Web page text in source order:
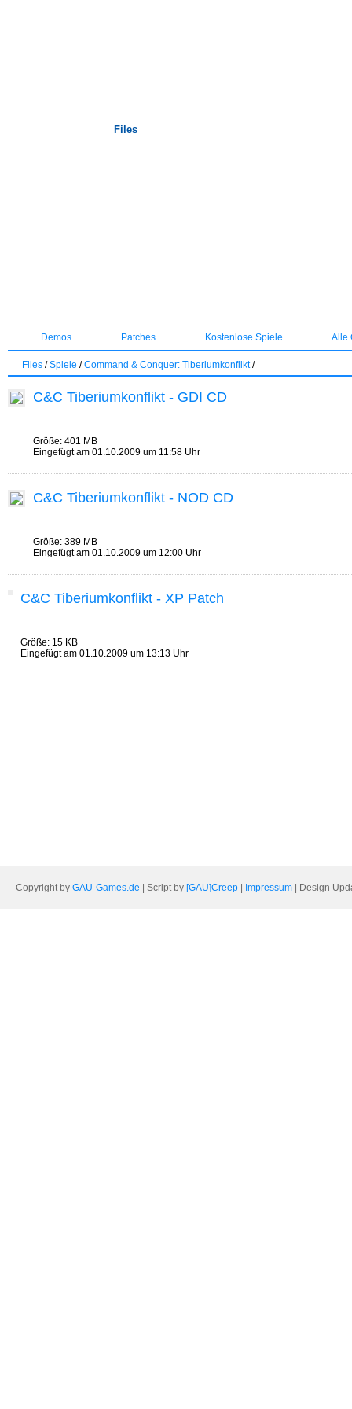
Files
Demos Patches Kostenlose Spiele Alle
Files /Spiele /Command & Conquer: Tiberiumkonflikt/
C&C Tiberiumkonflikt - GDI CD
Größe: 401 MB
Eingefügt am 01.10.2009 um 11:58 Uhr
C&C Tiberiumkonflikt - NOD CD
Größe: 389 MB
Eingefügt am 01.10.2009 um 12:00 Uhr
C&C Tiberiumkonflikt - XP Patch
Größe: 15 KB
Eingefügt am 01.10.2009 um 13:13 Uhr
Copyright by GAU-Games.de | Script by [GAU]Creep Impressum | Design